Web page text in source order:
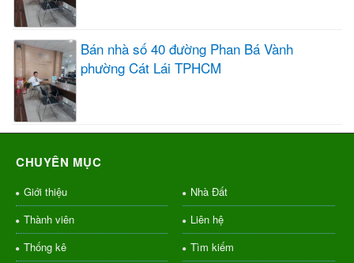
Bán nhà số 40 đường Phan Bá Vành
phường Cát Lái TPHCM
CHUYÊN MỤC
Giới thiệu
Nhà Đất
Thành viên
Liên hệ
Thống kê
Tìm kiếm